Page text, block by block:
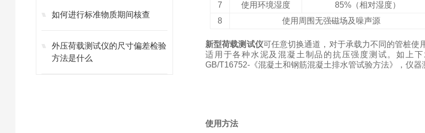
如何进行标准物质期间核查
外压荷载测试仪的尺寸偏差检验
方法是什么
7
使用环境湿度 85%（相对湿度）
8
使用周围无强磁场及噪声源
新型荷载测试仪可任意切换通道，对于承载力不同的管桩使
适用于各种水泥及混凝土制品的抗压强度测试。如上
GB/T16752-《混凝土和钢筋混凝土排水管试验方法》，仪器
使用方法